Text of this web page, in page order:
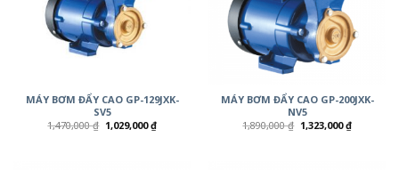
MÁY BƠM ĐẨY CAO GP-129JXK-
SV5
1,470,000₫ 1,029,000₫
MÁY BƠM ĐẨY CAO GP-200JXK-
NV5
1,890,000₫ 1,323,000₫